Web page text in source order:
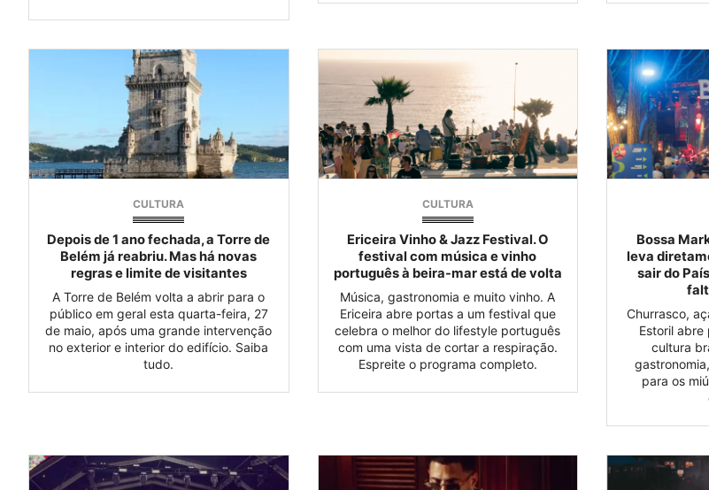
CULTURA
Depois de 1 ano fechada, a Torre de
Belém já reabriu. Mas há novas
regras e limite de visitantes
A Torre de Belém volta a abrir para o
público em geral esta quarta-feira, 27
de maio, após uma grande intervenção
no exterior e interior do edifício. Saiba
tudo.
CULTURA
Ericeira Vinho & Jazz Festival. O
festival com música e vinho
português à beira-mar está de volta
Música, gastronomia e muito vinho. A
Ericeira abre portas a um festival que
celebra o melhor do lifestyle português
com uma vista de cortar a respiração.
Espreite o programa completo.
Bossa
leva
sair do
Churrasco,
Estoril
cultura
para os